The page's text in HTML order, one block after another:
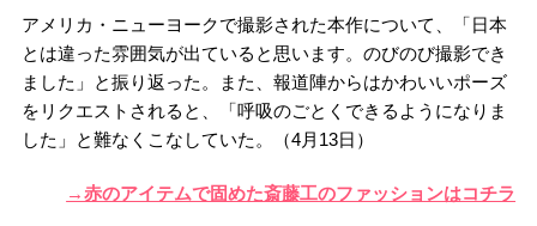
アメリカ・ニューヨークで撮影された本作について、「日本
とは違った雰囲気が出ていると思います。のびのび撮影でき
ました」と振り返った。また、報道陣からはかわいいポーズ
をリクエストされると、「呼吸のごとくできるようになりま
した」と難なくこなしていた。（4月13日）
→赤のアイテムで固めた斎藤工のファッションはコチラ